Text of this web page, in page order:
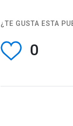
¿TE GUSTA ESTA
0